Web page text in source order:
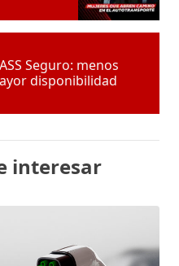
Seguro: menos
disponibilidad
interesar